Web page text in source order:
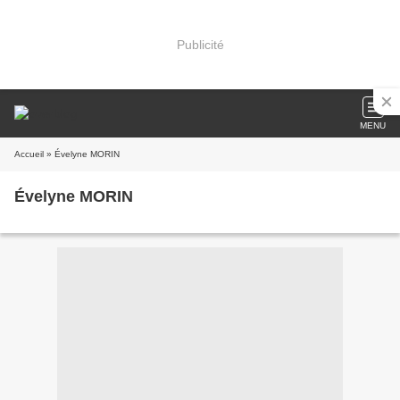
Publicité
MENU
Accueil » Évelyne MORIN
Évelyne MORIN